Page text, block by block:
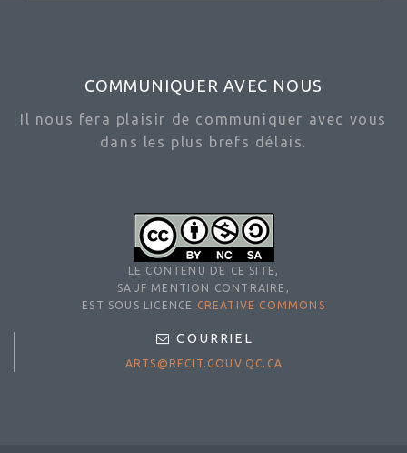
COMMUNIQUER AVEC NOUS
Il nous fera plaisir de communiquer avec vous
dans les plus brefs délais.
LE CONTENU DE CE SITE,
SAUF MENTION CONTRAIRE,
EST SOUS LICENCE
CREATIVE COMMONS
COURRIEL
ARTS@RECIT.GOUV.QC.CA